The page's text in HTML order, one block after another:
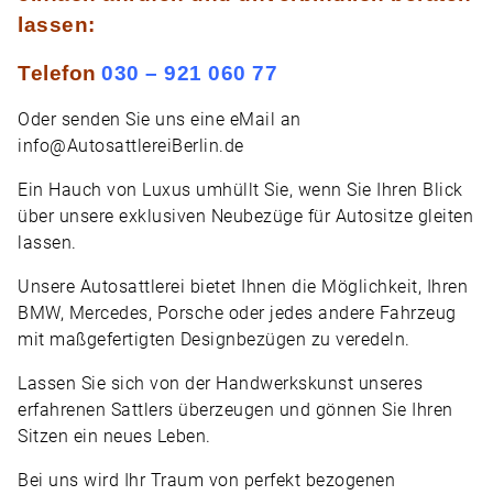
lassen:
Telefon 030 – 921 060 77
Oder senden Sie uns eine eMail an
info@AutosattlereiBerlin.de
Ein Hauch von Luxus umhüllt Sie, wenn Sie Ihren Blick
über unsere exklusiven Neubezüge für Autositze gleiten
lassen.
Unsere Autosattlerei bietet Ihnen die Möglichkeit, Ihren
BMW, Mercedes, Porsche oder jedes andere Fahrzeug
mit maßgefertigten Designbezügen zu veredeln.
Lassen Sie sich von der Handwerkskunst unseres
erfahrenen Sattlers überzeugen und gönnen Sie Ihren
Sitzen ein neues Leben.
Bei uns wird Ihr Traum von perfekt bezogenen